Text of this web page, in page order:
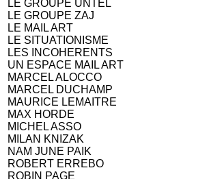
LE GROUPE UNTEL
LE GROUPE ZAJ
LE MAIL ART
LE SITUATIONISME
LES INCOHERENTS
UN ESPACE MAIL ART
MARCEL ALOCCO
MARCEL DUCHAMP
MAURICE LEMAITRE
MAX HORDE
MICHEL ASSO
MILAN KNIZAK
NAM JUNE PAIK
ROBERT ERREBO
ROBIN PAGE